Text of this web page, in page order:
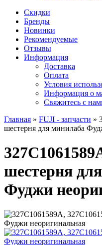
Скидки
Бренды
Новинки
Рекомендуемые
Отзывы
Информация
Доставка
Оплата
Условия
Информация о
Свяжитесь с
Главная » FUJI - запчасти »
шестерня для минилаба
шестерня
Фуджи